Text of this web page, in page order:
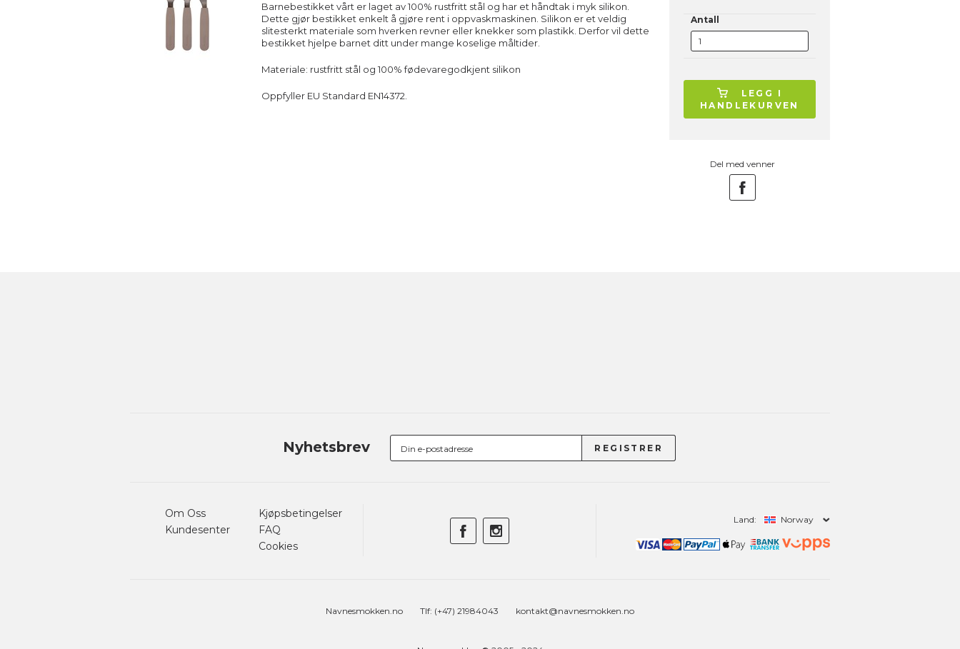
Barnebestikket vårt er laget av 100% rustfritt stål og har et håndtak i myk silikon.
Dette gjør bestikket enkelt å gjøre rent i oppvaskmaskinen. Silikon er et veldig
slitesterkt materiale som hverken revner eller knekker som plastikk. Derfor vil dette
bestikket hjelpe barnet ditt under mange koselige måltider.
Materiale: rustfritt stål og 100% fødevaregodkjent silikon
Oppfyller EU Standard EN14372.
Antall
LEGG I
HANDLEKURVEN
Del med venner
Nyhetsbrev
Om Oss
Kundesenter
Kjøpsbetingelser
FAQ
Cookies
Land: Norway
Navnesmokken.no Tlf: (+47) 21984043 kontakt@navnesmokken.no